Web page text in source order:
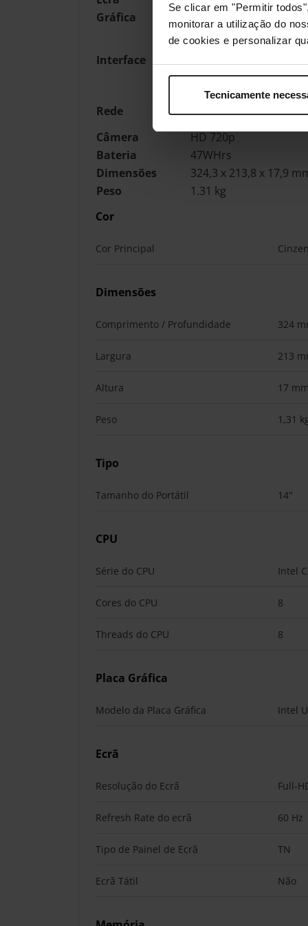
Se clicar em "Permitir
monitorar a utilização do
de cookies e personalizar
Tecnicamente
Gráfica
Intel® UHD integrada
Interface
2x USB 3.2 de 1.ª Gen
1x HDMI® 1.4
Rede
Intel® Wi-Fi 6E
Bluetooth v5.2
Câmera
HD 720p
Bateria
47WHrs
Dimensões
324,3 x 213,8 x 17,9
Peso
1.31 kg
Cor
Cor Principal
Dimensões
Comprimento / Profundidade 324
Largura 213
Altura 17 mm
Peso 1,31
Tipo
Tamanho do Portátil 14"
CPU
Série do CPU Intel
Cores do CPU 8
Threads do CPU 8
Placa Gráfica
Modelo da Placa Gráfica Intel
Ecrã
Resolução do Ecrã Full-
Refresh Rate do ecrã 60 Hz
Tipo de Painel de Ecrã TN
Ecrã Tátil Não